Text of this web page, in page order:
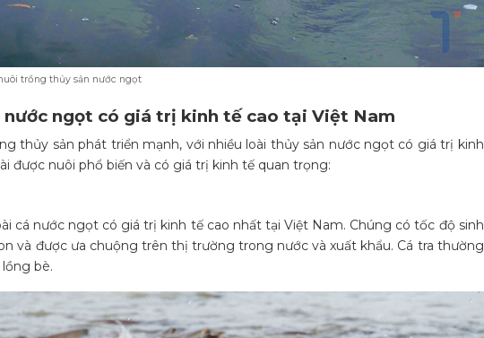
trồng thủy sản nước ngọt
nước ngọt có giá trị kinh tế cao tại Việt Nam
thủy sản phát triển mạnh, với nhiều loài thủy sản nước ngọt có giá trị kinh
được nuôi phổ biến và có giá trị kinh tế quan trọng:
cá nước ngọt có giá trị kinh tế cao nhất tại Việt Nam. Chúng có tốc độ sinh
và được ưa chuộng trên thị trường trong nước và xuất khẩu. Cá tra thường
bè.